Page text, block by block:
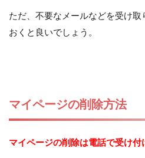
ただ、不要なメールなどを受け
おくと良いでしょう。
マイページの削除方法
マイページの削除は電話で受け付